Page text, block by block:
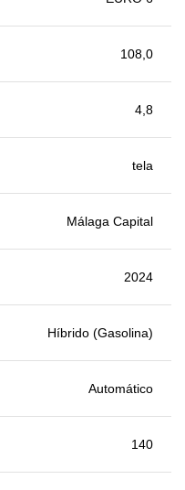
108,0
4,8
tela
Málaga Capital
2024
Híbrido (Gasolina)
Automático
140